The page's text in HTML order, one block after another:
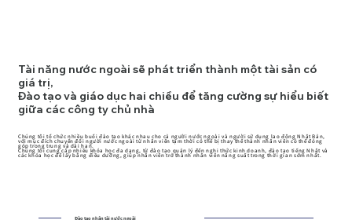
Tài năng nước ngoài sẽ phát triển thành một tài sản có
giá trị,
Đào tạo và giáo dục hai chiều để tăng cường sự hiểu biết
giữa các công ty chủ nhà
Chúng tôi tổ chức nhiều buổi đào tạo khác nhau cho cả người nước ngoài và người sử dụng lao động Nhật Bản,
với mục đích chuyển đổi người nước ngoài từ nhân viên tạm thời có thể bị thay thế thành nhân viên có thể đóng
góp trong trung và dài hạn.
Chúng tôi cung cấp nhiều khóa học đa dạng, từ đào tạo quản lý đến nghi thức kinh doanh, đào tạo tiếng Nhật và
các khóa học để lấy bằng điều dưỡng, giúp nhân viên trở thành nhân viên năng suất trong thời gian sớm nhất.
Đào tạo nhân tài nước ngoài